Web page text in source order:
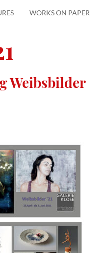
WORKS ON PAPER
Weibsbilder